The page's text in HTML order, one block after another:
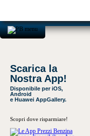
Scarica la
Nostra App!
Disponibile per iOS,
Android
e Huawei AppGallery.
Scopri dove risparmiare!